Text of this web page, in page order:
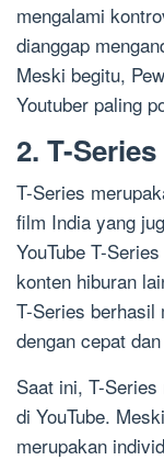
mengalami
dianggap
Meski begitu,
Youtuber paling
2. T-Series
T-Series
film India yang
YouTube T-
konten hiburan
T-Series berhasil
dengan cepat
Saat ini, T-
di YouTube.
merupakan